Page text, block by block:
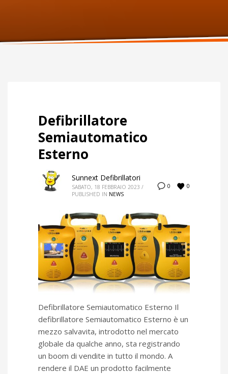
Martedi:9am – 6pm
Defibrillatore
Semiautomatico
Esterno
0 0
Sunnext Defibrillatori
SABATO, 18 FEBBRAIO 2023 /
PUBLISHED IN NEWS
Defibrillatore Semiautomatico Esterno Il
defibrillatore Semiautomatico Esterno è un
mezzo salvavita, introdotto nel mercato
globale da qualche anno, sta registrando
un boom di vendite in tutto il mondo. A
rendere il DAE un prodotto facilmente